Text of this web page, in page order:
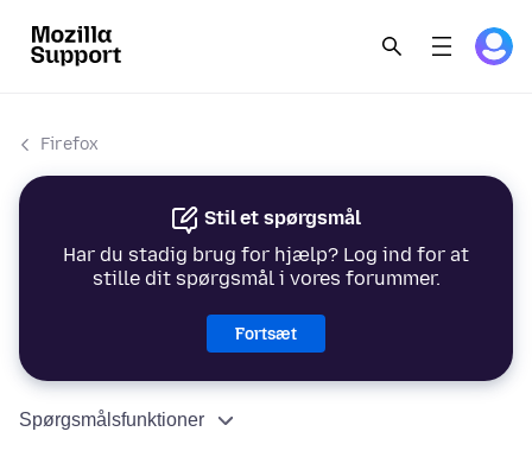
Firefox
Stil et spørgsmål
Har du stadig brug for hjælp? Log ind for at
stille dit spørgsmål i vores forummer.
Fortsæt
Spørgsmålsfunktioner